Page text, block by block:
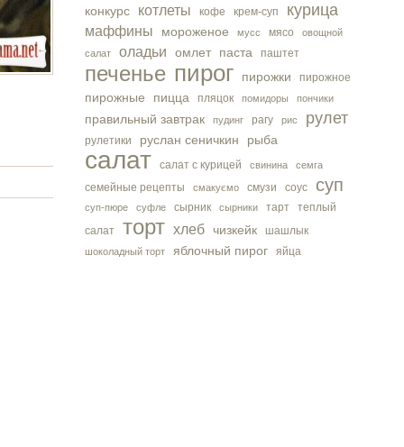
конкурс котлеты кофе крем-суп курица
маффины мороженое мусс мясо
овощной
салат
оладьи омлет паста паштет
печенье пирог пирожки пирожное
пирожные пицца пляцок помидоры пончики
правильный завтрак пудинг рагу рис рулет
рулетики руслан сеничкин рыба
салат салат с курицей свинина семга
семейные рецепты смакуємо смузи соус суп
суп-пюре суфле сырник сырники тарт
теплый
салат
торт хлеб чизкейк шашлык
шоколадный торт яблочный пирог яйца